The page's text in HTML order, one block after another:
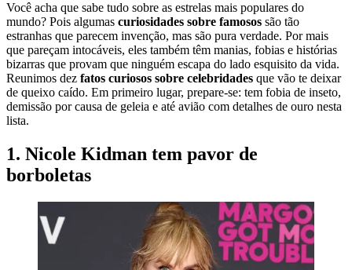
Você acha que sabe tudo sobre as estrelas mais populares do
mundo? Pois algumas curiosidades sobre famosos são tão
estranhas que parecem invenção, mas são pura verdade. Por mais
que pareçam intocáveis, eles também têm manias, fobias e histórias
bizarras que provam que ninguém escapa do lado esquisito da vida.
Reunimos dez fatos curiosos sobre celebridades que vão te deixar
de queixo caído. Em primeiro lugar, prepare-se: tem fobia de inseto,
demissão por causa de geleia e até avião com detalhes de ouro nesta
lista.
1. Nicole Kidman tem pavor de
borboletas